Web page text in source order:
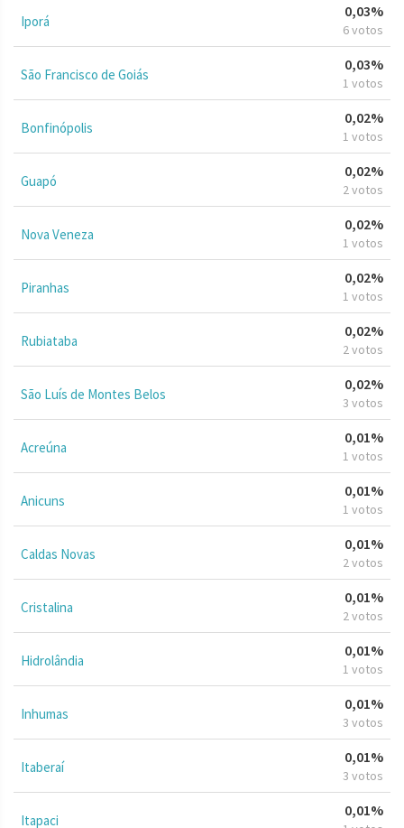
Iporá
0,03%
6 votos
São Francisco de Goiás
0,03%
1 votos
Bonfinópolis
0,02%
1 votos
Guapó
0,02%
2 votos
Nova Veneza
0,02%
1 votos
Piranhas
0,02%
1 votos
Rubiataba
0,02%
2 votos
São Luís de Montes Belos
0,02%
3 votos
Acreúna
0,01%
1 votos
Anicuns
0,01%
1 votos
Caldas Novas
0,01%
2 votos
Cristalina
0,01%
2 votos
Hidrolândia
0,01%
1 votos
Inhumas
0,01%
3 votos
Itaberaí
0,01%
3 votos
Itapaci
0,01%